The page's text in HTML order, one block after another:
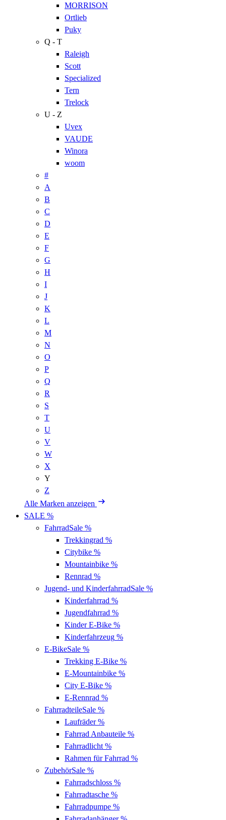
MORRISON
Ortlieb
Puky
Q - T
Raleigh
Scott
Specialized
Tern
Trelock
U - Z
Uvex
VAUDE
Winora
woom
#
A
B
C
D
E
F
G
H
I
J
K
L
M
N
O
P
Q
R
S
T
U
V
W
X
Y
Z
Alle Marken anzeigen
SALE %
FahrradSale %
Trekkingrad %
Citybike %
Mountainbike %
Rennrad %
Jugend- und KinderfahrradSale %
Kinderfahrrad %
Jugendfahrrad %
Kinder E-Bike %
Kinderfahrzeug %
E-BikeSale %
Trekking E-Bike %
E-Mountainbike %
City E-Bike %
E-Rennrad %
FahrradteileSale %
Laufräder%
Fahrrad Anbauteile %
Fahrradlicht %
Rahmen für Fahrrad %
ZubehörSale %
Fahrradschloss %
Fahrradtasche %
Fahrradpumpe %